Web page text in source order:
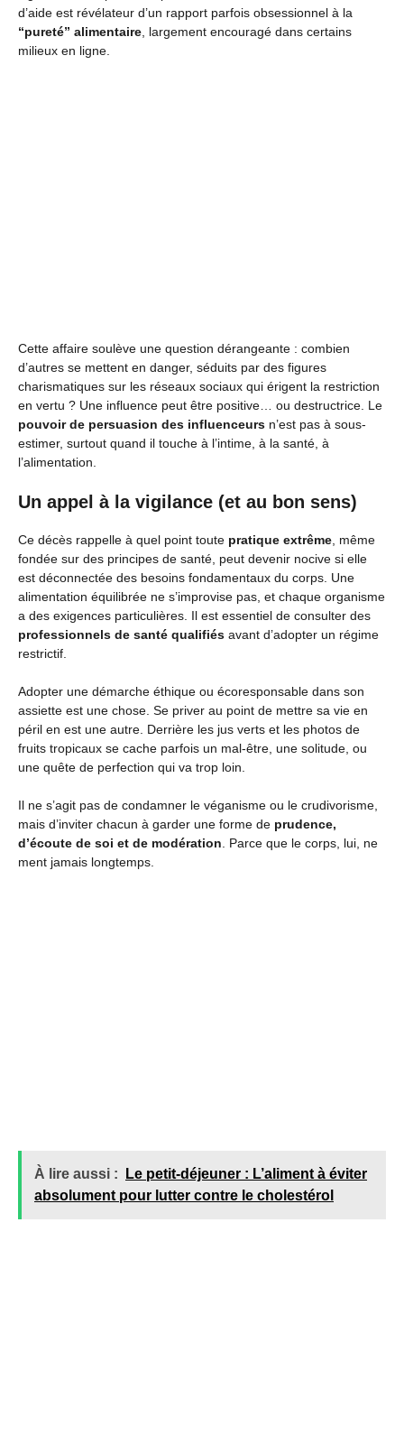
d’aide est révélateur d’un rapport parfois obsessionnel à la
“pureté” alimentaire , largement encouragé dans certains
milieux en ligne.
Cette affaire soulève une question dérangeante : combien
d’autres se mettent en danger, séduits par des figures
charismatiques sur les réseaux sociaux qui érigent la restriction
en vertu ? Une influence peut être positive… ou destructrice. Le
pouvoir de persuasion des influenceurs n’est pas à sous-
estimer, surtout quand il touche à l’intime, à la santé, à
l’alimentation.
Un appel à la vigilance (et au bon sens)
Ce décès rappelle à quel point toute pratique extrême , même
fondée sur des principes de santé, peut devenir nocive si elle
est déconnectée des besoins fondamentaux du corps. Une
alimentation équilibrée ne s’improvise pas, et chaque organisme
a des exigences particulières. Il est essentiel de consulter des
professionnels de santé qualifiés avant d’adopter un régime
restrictif.
Adopter une démarche éthique ou écoresponsable dans son
assiette est une chose. Se priver au point de mettre sa vie en
péril en est une autre. Derrière les jus verts et les photos de
fruits tropicaux se cache parfois un mal-être, une solitude, ou
une quête de perfection qui va trop loin.
Il ne s’agit pas de condamner le véganisme ou le crudivorisme,
mais d’inviter chacun à garder une forme de prudence,
d’écoute de soi et de modération . Parce que le corps, lui, ne
ment jamais longtemps.
À lire aussi :
Le petit-déjeuner : L’aliment à éviter
absolument pour lutter contre le cholestérol